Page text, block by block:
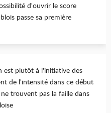
d'ouvrir le score
passe sa première
est plutôt à l'initiative des
de l'intensité dans ce début
trouvent pas la faille dans